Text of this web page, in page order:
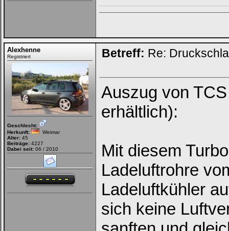
Alexhenne
Registriert
Geschlecht:
Herkunft:
Weimar
Alter: 45
Beiträge: 4227
Dabei seit: 06 / 2010
Betreff: Re:
Auszug von
erhältlich):
Mit diesem
Ladeluftrohre
Ladeluftkühler
sich keine